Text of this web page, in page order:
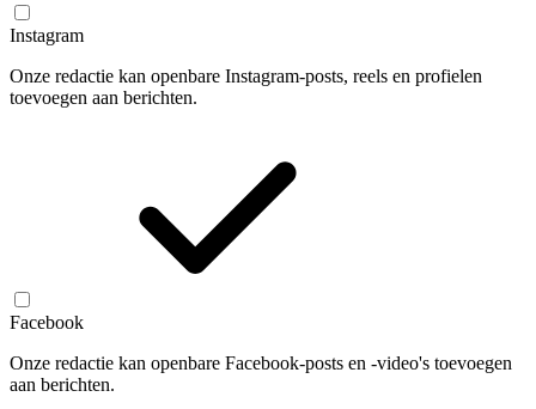
Instagram
Onze redactie kan openbare Instagram-posts, reels en profielen
toevoegen aan berichten.
Facebook
Onze redactie kan openbare Facebook-posts en -video's toevoegen
aan berichten.